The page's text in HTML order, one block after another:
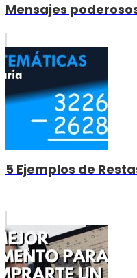
Mensajes
5 Ejemplos de